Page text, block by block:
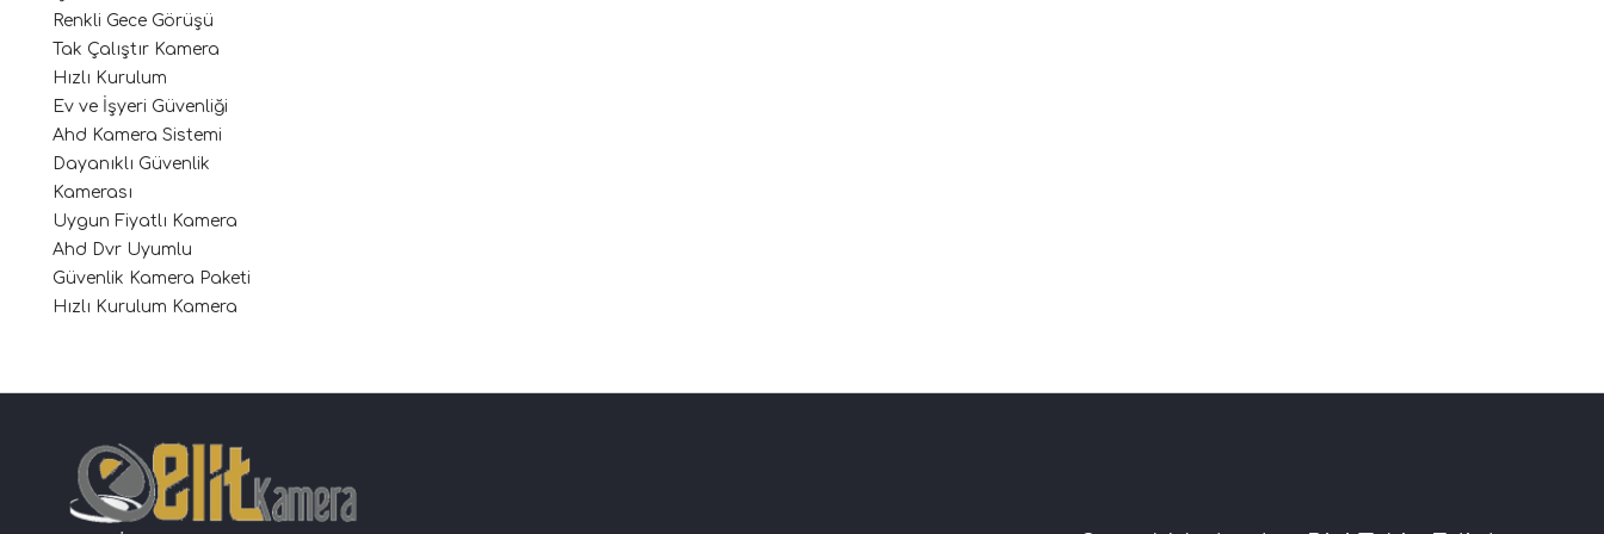
Renkli Gece Görüşü
Tak Çalıştır Kamera
Hızlı Kurulum
Ev ve İşyeri Güvenliği
Ahd Kamera Sistemi
Dayanıklı Güvenlik
Kamerası
Uygun Fiyatlı Kamera
Ahd Dvr Uyumlu
Güvenlik Kamera Paketi
Hızlı Kurulum Kamera